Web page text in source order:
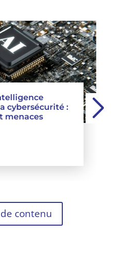
cybersécurité :
menaces
contenu